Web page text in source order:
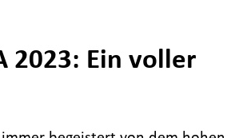
2023: Ein voller